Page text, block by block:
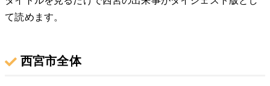
て読めます。
西宮市全体